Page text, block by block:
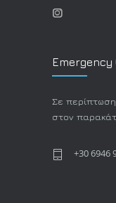
Emergency
Σε
στον
+30 6946